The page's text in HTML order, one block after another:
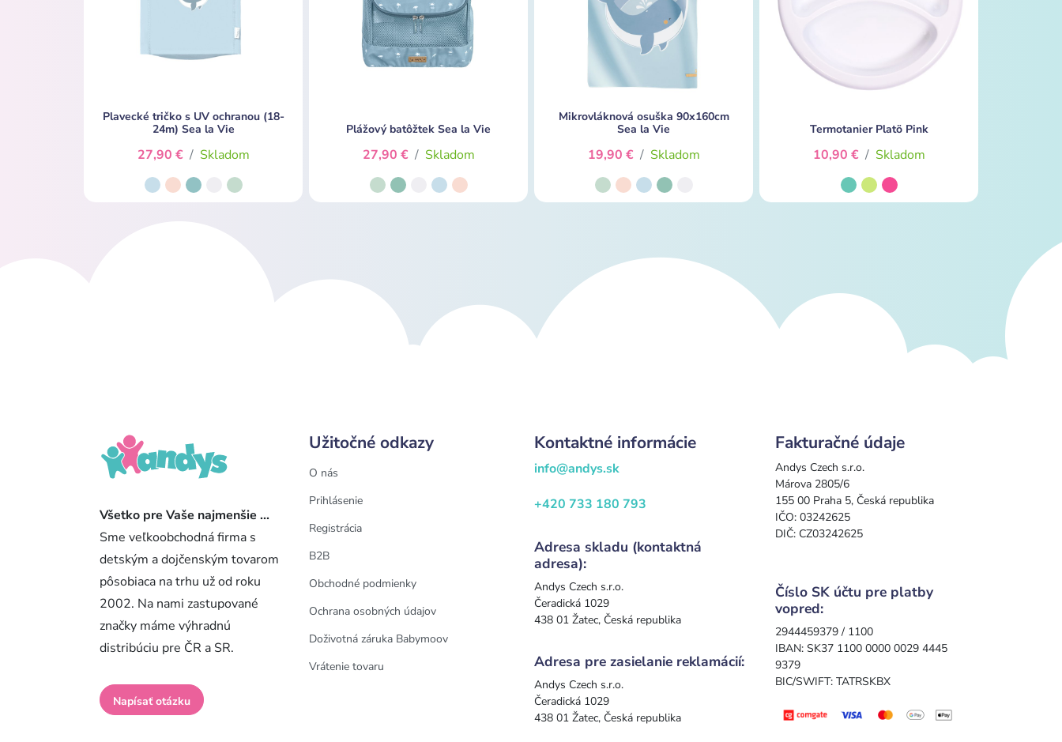
Plavecké tričko s UV ochranou (18-
24m) Sea la Vie
27,90 € / Skladom
Plážový batôžtek Sea la Vie
27,90 € / Skladom
Mikrovláknová osuška 90x160cm
Sea la Vie
19,90 € / Skladom
Termotanier Platö Pink
10,90 € / Skladom
Všetko pre Vaše najmenšie ...
Sme veľkoobchodná firma s
detským a dojčenským tovarom
pôsobiaca na trhu už od roku
2002. Na nami zastupované
značky máme výhradnú
distribúciu pre ČR a SR.
Napísať otázku
Užitočné odkazy
O nás
Prihlásenie
Registrácia
B2B
Obchodné podmienky
Ochrana osobných údajov
Doživotná záruka Babymoov
Vrátenie tovaru
Kontaktné informácie
info@andys.sk
+420 733 180 793
Adresa skladu (kontaktná
adresa):
Andys Czech s.r.o.
Čeradická 1029
438 01 Žatec, Česká republika
Adresa pre zasielanie reklamácií:
Andys Czech s.r.o.
Čeradická 1029
438 01 Žatec, Česká republika
Fakturačné údaje
Andys Czech s.r.o.
Márova 2805/6
155 00 Praha 5, Česká republika
IČO: 03242625
DIČ: CZ03242625
Číslo SK účtu pre platby
vopred:
2944459379 / 1100
IBAN: SK37 1100 0000 0029 4445
9379
BIC/SWIFT: TATRSKBX